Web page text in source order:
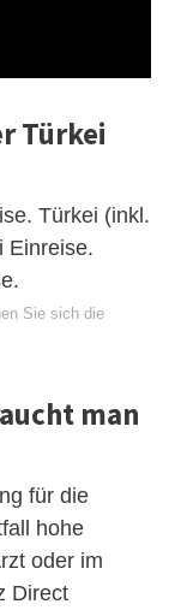
Türkei
Türkei (inkl.
Einreise.
Sie sich die
man
für die
hohe
oder im
Direct